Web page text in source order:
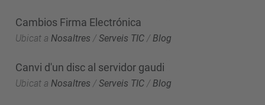
Cambios Firma Electrónica
Ubicat a Nosaltres /Serveis TIC /Blog
Canvi d'un disc al servidor gaudi
Ubicat a Nosaltres /Serveis TIC / Blog